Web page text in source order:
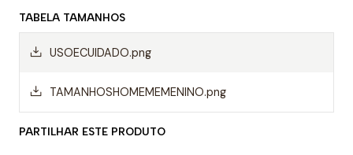
sensação de leveza.
Dessa forma, os calções de polo aquático facilitam a
permitindo um movimento mais rápido ao nadar.
TABELA TAMANHOS
USOECUIDADO.png
TAMANHOSHOMEMEMENINO.png
PARTILHAR ESTE PRODUTO